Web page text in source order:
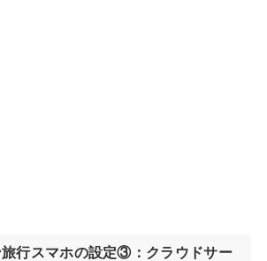
旅行スマホの設定③：クラウドサー